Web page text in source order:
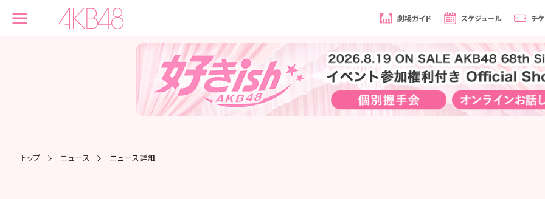
劇場ガイド スケジュール チ
トップ ニュース ニュース詳細